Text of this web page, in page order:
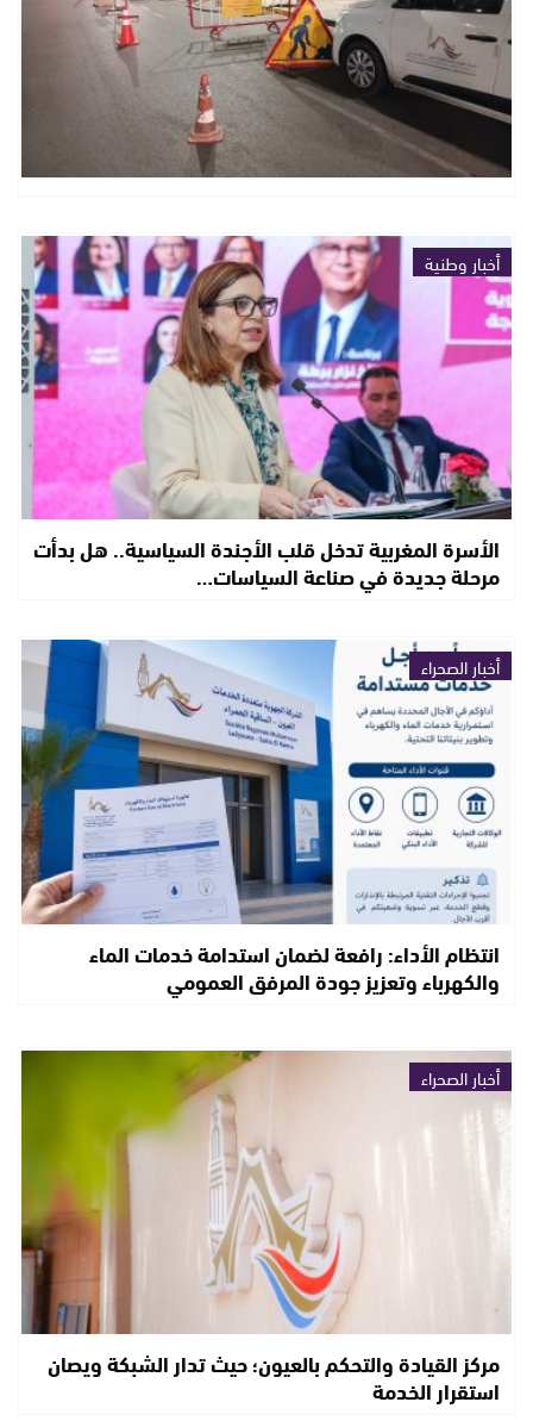
أخبار وطنية
الأسرة المغربية تدخل قلب الأجندة السياسية.. هل بدأت
مرحلة جديدة في صناعة السياسات…
أخبار الصحراء
انتظام الأداء: رافعة لضمان استدامة خدمات الماء
والكهرباء وتعزيز جودة المرفق العمومي
أخبار الصحراء
مركز القيادة والتحكم بالعيون؛ حيث تدار الشبكة ويصان
استقرار الخدمة